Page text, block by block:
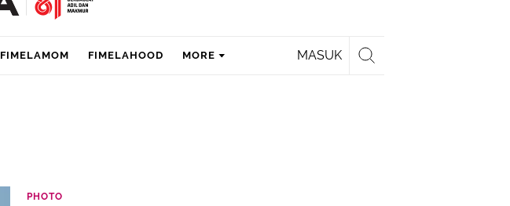
MASUK
FIMELAMOM FIMELAHOOD MORE
PHOTO